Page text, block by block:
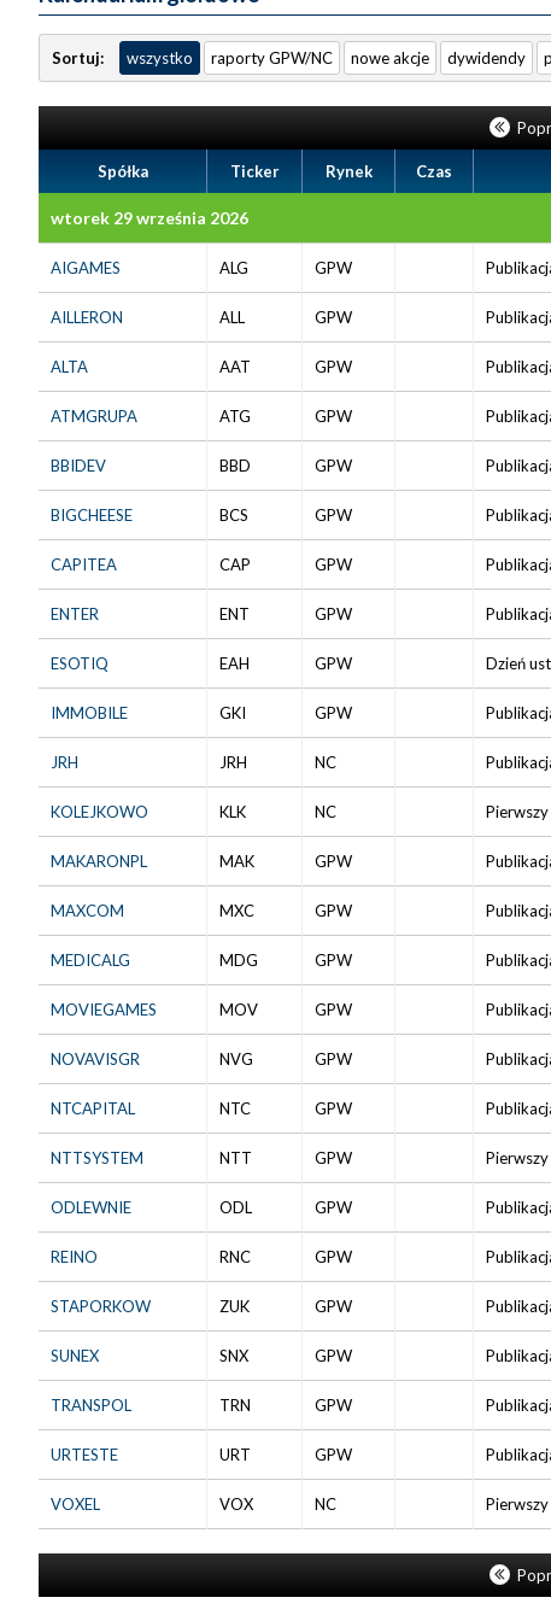
Sortuj: wszystko raporty GPW/NC nowe akcje dywidendy
Spółka Ticker Rynek Czas
wtorek 29 września 2026
AIGAMES ALG GPW
AILLERON ALL GPW
ALTA AAT GPW
ATMGRUPA ATG GPW
BBIDEV BBD GPW
BIGCHEESE BCS GPW
CAPITEA CAP GPW
ENTER ENT GPW
ESOTIQ EAH GPW Dzień
IMMOBILE GKI GPW
JRH JRH NC
KOLEJKOWO KLK NC
MAKARONPL MAK GPW
MAXCOM MXC GPW
MEDICALG MDG GPW
MOVIEGAMES MOV GPW
NOVAVISGR NVG GPW
NTCAPITAL NTC GPW
NTTSYSTEM NTT GPW
ODLEWNIE ODL GPW
REINO RNC GPW
STAPORKOW ZUK GPW
SUNEX SNX GPW
TRANSPOL TRN GPW
URTESTE URT GPW
VOXEL VOX NC